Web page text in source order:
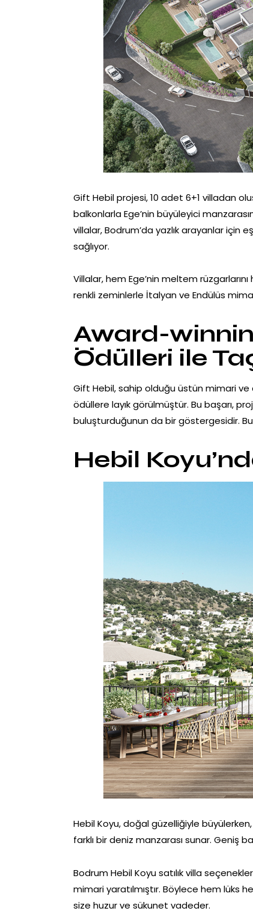
Gift Hebil projesi, 10 adet 6+1 villadan
balkonlarla Ege’nin büyüleyici
villalar, Bodrum’da yazlık arayanlar için
sağlıyor.
Villalar, hem Ege’nin meltem
renkli zeminlerle İtalyan ve Endülüs
Award-
Ödülleri ile
Gift Hebil, sahip olduğu üstün mimari
ödüllere layık görülmüştür. Bu başarı,
buluşturduğunun da bir göstergesidir.
Hebil
Hebil Koyu, doğal güzelliğiyle
farklı bir deniz manzarası sunar. Geniş
Bodrum Hebil Koyu satılık villa
mimari yaratılmıştır. Böylece hem lüks
size huzur ve sükunet vadeder.